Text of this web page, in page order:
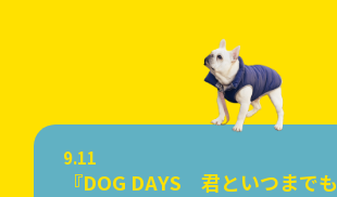
9.11
『DOG DAYS 君といつまで